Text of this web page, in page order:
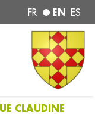
FR EN ES
CLAUDINE